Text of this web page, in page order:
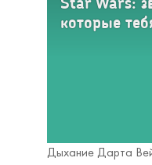
которые
Дыхание Дарта